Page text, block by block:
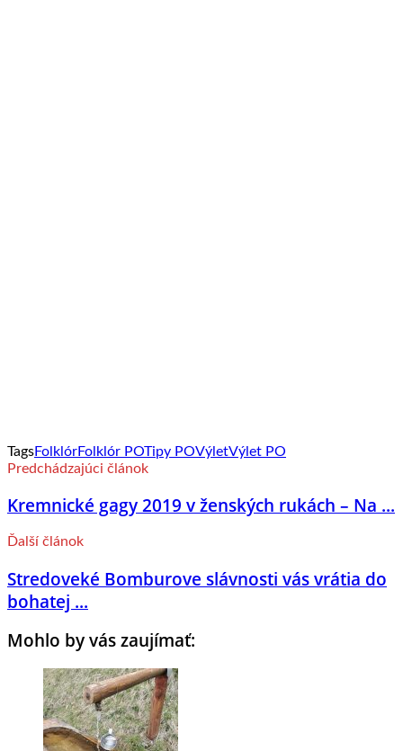
TagsFolklórFolklór POTipy POVýletVýlet PO
Predchádzajúci článok
Kremnické gagy 2019 v ženských rukách – Na ...
Ďalší článok
Stredoveké Bomburove slávnosti vás vrátia do
bohatej ...
Mohlo by vás zaujímať: